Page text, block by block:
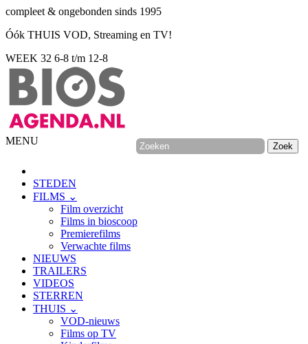
compleet & ongebonden sinds 1995
Óók THUIS VOD, Streaming en TV!
WEEK 32 6-8 t/m 12-8
MENU
STEDEN
FILMS ⌄
Film overzicht
Films in bioscoop
Premierefilms
Verwachte films
NIEUWS
TRAILERS
VIDEOS
STERREN
THUIS ⌄
VOD-nieuws
Films op TV